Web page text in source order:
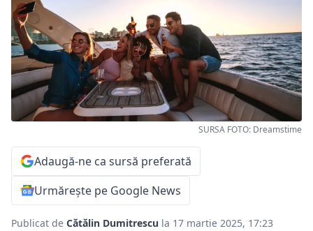
SURSA FOTO: Dreamstime
Adaugă-ne ca sursă preferată
Urmărește pe Google News
Publicat de Cătălin Dumitrescu la 17 martie 2025, 17:23